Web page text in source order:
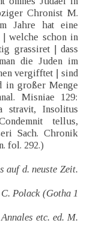
Chronist M.
Jahre hat eine
| welche schon in
grassiret | dass
die Juden im
vergifftet | sind
in großer Menge
Misniae 129:
stravit, Insolitus
tellus,
Sach. Chronik
fol. 292.)
auf d. neuste Zeit.
Polack (Gotha 1
etc. ed. M.